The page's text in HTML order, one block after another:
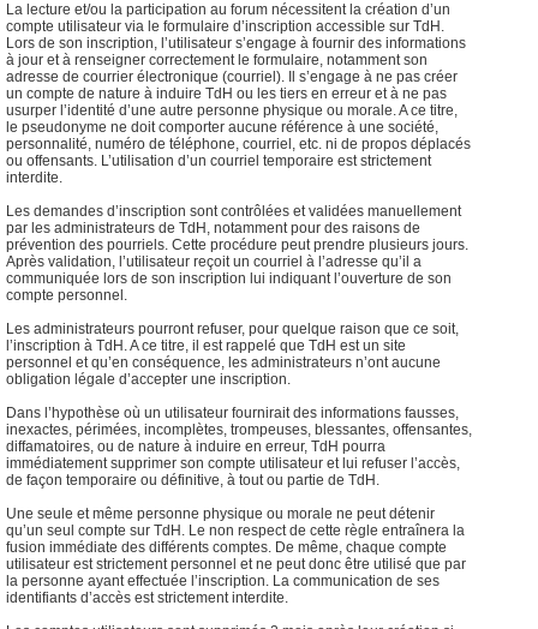
La lecture et/ou la participation au forum nécessitent la création d’un
compte utilisateur via le formulaire d’inscription accessible sur TdH.
Lors de son inscription, l’utilisateur s’engage à fournir des informations
à jour et à renseigner correctement le formulaire, notamment son
adresse de courrier électronique (courriel). Il s’engage à ne pas créer
un compte de nature à induire TdH ou les tiers en erreur et à ne pas
usurper l’identité d’une autre personne physique ou morale. A ce titre,
le pseudonyme ne doit comporter aucune référence à une société,
personnalité, numéro de téléphone, courriel, etc. ni de propos déplacés
ou offensants. L’utilisation d’un courriel temporaire est strictement
interdite.
Les demandes d’inscription sont contrôlées et validées manuellement
par les administrateurs de TdH, notamment pour des raisons de
prévention des pourriels. Cette procédure peut prendre plusieurs jours.
Après validation, l’utilisateur reçoit un courriel à l’adresse qu’il a
communiquée lors de son inscription lui indiquant l’ouverture de son
compte personnel.
Les administrateurs pourront refuser, pour quelque raison que ce soit,
l’inscription à TdH. A ce titre, il est rappelé que TdH est un site
personnel et qu’en conséquence, les administrateurs n’ont aucune
obligation légale d’accepter une inscription.
Dans l’hypothèse où un utilisateur fournirait des informations fausses,
inexactes, périmées, incomplètes, trompeuses, blessantes, offensantes,
diffamatoires, ou de nature à induire en erreur, TdH pourra
immédiatement supprimer son compte utilisateur et lui refuser l’accès,
de façon temporaire ou définitive, à tout ou partie de TdH.
Une seule et même personne physique ou morale ne peut détenir
qu’un seul compte sur TdH. Le non respect de cette règle entraînera la
fusion immédiate des différents comptes. De même, chaque compte
utilisateur est strictement personnel et ne peut donc être utilisé que par
la personne ayant effectuée l’inscription. La communication de ses
identifiants d’accès est strictement interdite.